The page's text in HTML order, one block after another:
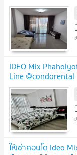
พร้อมเข้าอยู่ UPDATE !
IDEO Mix
Line @condorental
ให้เช่าคอนโด Ideo